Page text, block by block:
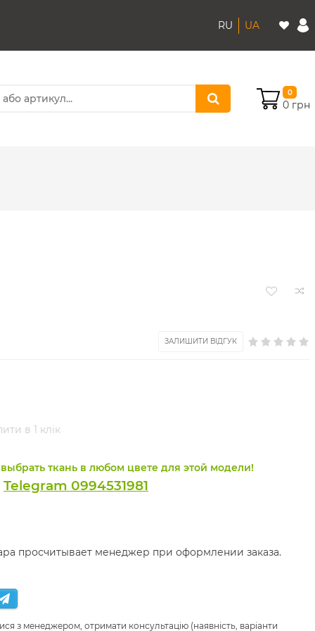
RU UA
0
0 грн
ЗАЛИШИТИ ВІДГУК
в 1 клік
ткань в любом цвете для этой модели!
Telegram 0994531981
просчитывает менеджер при оформлении заказа.
з менеджером, отримати консультацію (наявність, варіанти